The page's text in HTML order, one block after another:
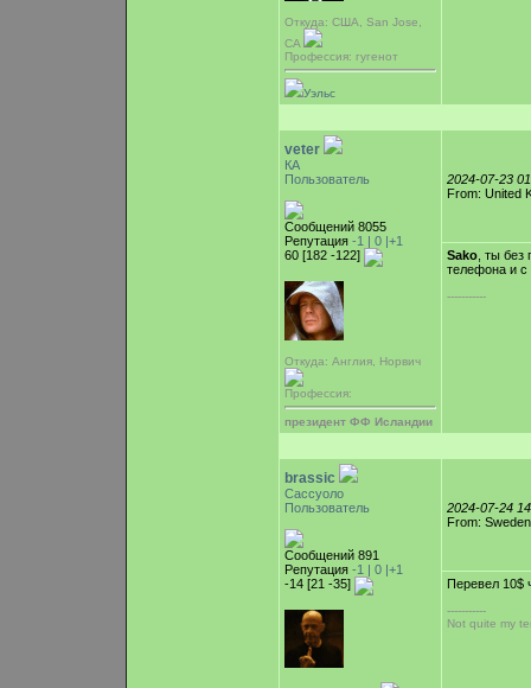
Откуда: США, San Jose,
CA
Профессия: гугенот
Уэльс
veter
КА
Пользователь
Сообщений 8055
Репутация -1 | 0 |+1
60 [182 -122]
Откуда: Англия, Норвич
Профессия:
президент ФФ Исландии
2024-07-23
From: United
Sako , ты
телефона и
-----------
brassic
Сассуоло
Пользователь
Сообщений 891
Репутация -1 | 0 |+1
-14 [21 -35]
2024-07-24
From:
Перевел 10$
-----------
Not quite my